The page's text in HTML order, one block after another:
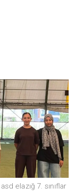
asd elazığ 7. sınıflar